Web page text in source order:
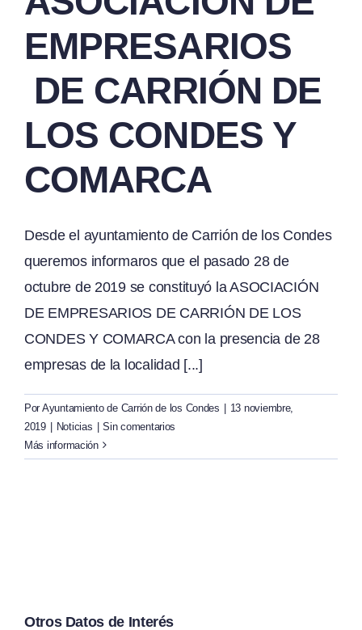
EMPRESARIOS
DE CARRIÓN DE
LOS CONDES Y
COMARCA
Desde el ayuntamiento de Carrión de los Condes
queremos informaros que el pasado 28 de
octubre de 2019 se constituyó la ASOCIACIÓN
DE EMPRESARIOS DE CARRIÓN DE LOS
CONDES Y COMARCA con la presencia de 28
empresas de la localidad [...]
Por Ayuntamiento de Carrión de los Condes
13 noviembre,
2019
Noticias
Sin comentarios
Más información
Otros Datos de Interés